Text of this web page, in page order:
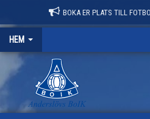
BOKA ER PLATS TILL
HEM